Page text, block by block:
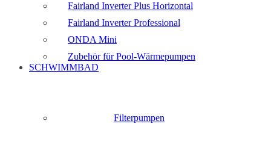
Fairland Inverter Plus Horizontal
Fairland Inverter Professional
ONDA Mini
Zubehör für Pool-Wärmepumpen
SCHWIMMBAD
Filterpumpen